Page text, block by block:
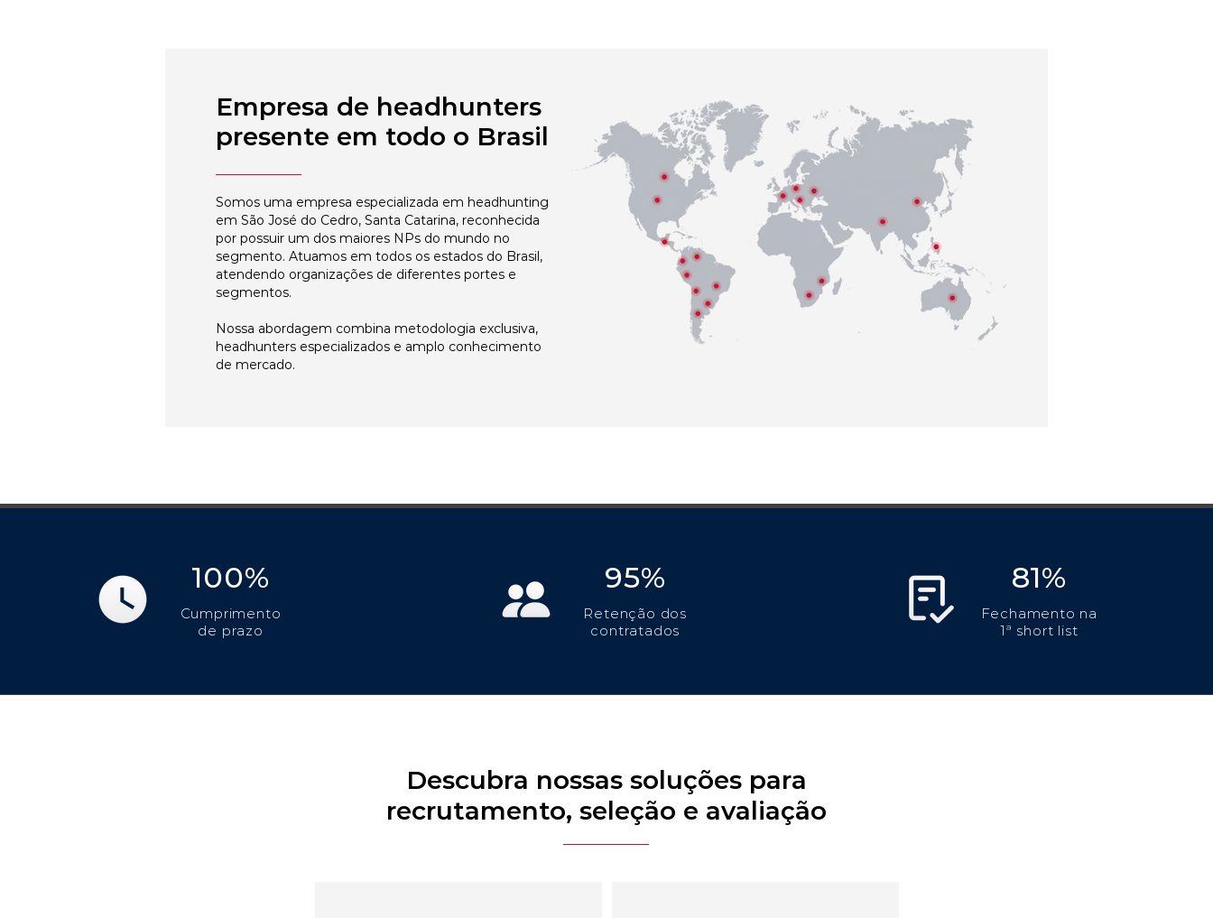
Empresa de headhunters
presente em todo o Brasil
Somos uma empresa especializada em headhunting
em São José do Cedro, Santa Catarina, reconhecida
por possuir um dos maiores NPs do mundo no
segmento. Atuamos em todos os estados do Brasil,
atendendo organizações de diferentes portes e
segmentos.
Nossa abordagem combina metodologia exclusiva,
headhunters especializados e amplo conhecimento
de mercado.
100%
Cumprimento
de prazo
95%
Retenção dos
contratados
81%
Fechamento na
1ª short list
Descubra nossas soluções para
recrutamento, seleção e avaliação